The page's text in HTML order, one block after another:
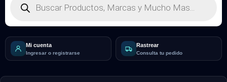
Mi cuenta
Ingresar o registrarse
Rastrear
Consulta tu pedido